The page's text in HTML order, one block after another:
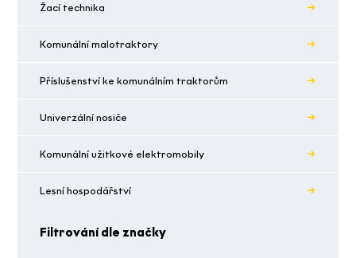
Žací technika
Komunální malotraktory
Příslušenství ke komunálním traktorům
Univerzální nosiče
Komunální užitkové elektromobily
Lesní hospodářství
Filtrování dle značky